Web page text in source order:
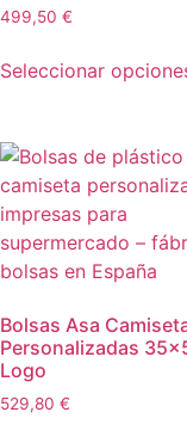
499,50 €
Seleccionar
Bolsas Asa
Personalizadas
Logo
529,80 €